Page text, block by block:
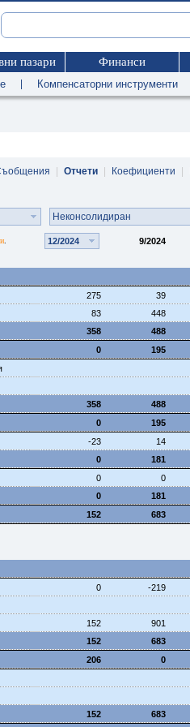
пазари Финанси
Компенсаторни инструменти
Отчети Коефициенти
Неконсолидиран
. 12/2024 9/2024
275
39
83
448
358
488
0
195
358
488
0
195
-23
14
0
181
0
0
0
181
152 683
0
-219
152
901
152
683
206
0
152 683